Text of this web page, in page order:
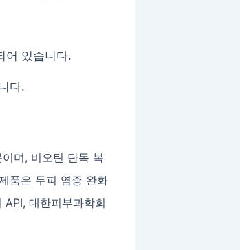
어 있습니다.
다.
며, 비오틴 단독 복
품은 두피 염증 완화
대한피부과학회